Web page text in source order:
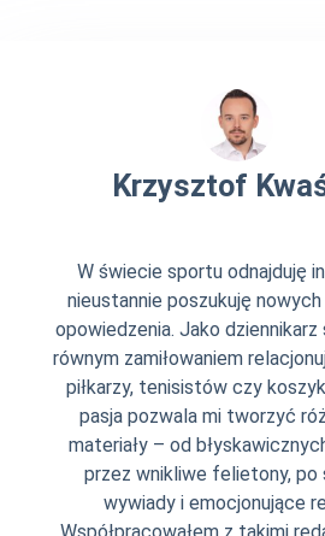
Krzysztof
W świecie sportu odnajduję
nieustannie poszukuję
opowiedzenia. Jako
równym zamiłowaniem
piłkarzy, tenisistów czy
pasja pozwala mi tworzyć
materiały – od
przez wnikliwe felietony, po
wywiady i emocjonujące